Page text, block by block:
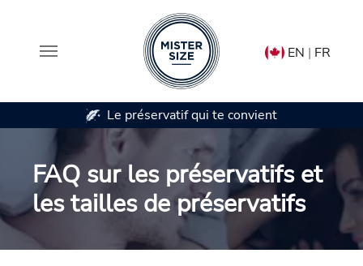
Aller au contenu principal
EN | FR
préservatif qui te convient Disponible en 7
FAQ sur les préservatifs et
les tailles de préservatifs